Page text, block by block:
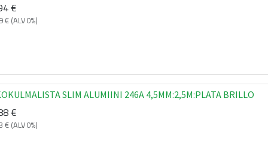
€
€ (ALV 0%)
SLIM ALUMIINI 246A 4,5MM:2,5M:PLATA BRILLO
€
€ (ALV 0%)